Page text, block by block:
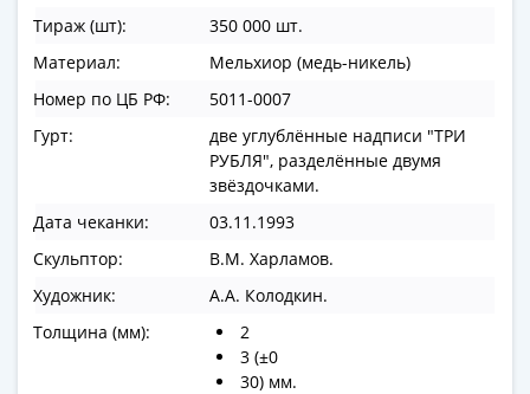
2018
Крымские
события
Архитектура
Красная
Мультипликация
Серебряные
золотые
Тираж (шт):
350 000 шт.
Материал:
Мельхиор (медь-никель)
Номер по ЦБ РФ:
5011-0007
Гурт:
две углублённые надписи "ТРИ
РУБЛЯ", разделённые двумя
звёздочками.
Дата чеканки:
03.11.1993
Скульптор:
В.М. Харламов.
Художник:
А.А. Колодкин.
Толщина (мм):
2
3 (±0
30) мм.